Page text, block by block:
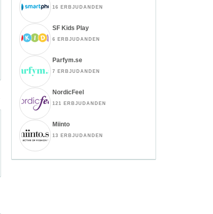
16 ERBJUDANDEN
SF Kids Play
6 ERBJUDANDEN
Parfym.se
7 ERBJUDANDEN
NordicFeel
121 ERBJUDANDEN
Miinto
13 ERBJUDANDEN